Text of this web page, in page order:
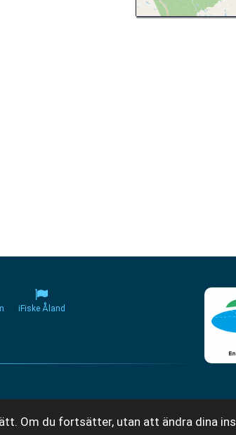
Om du fortsätter, utan att ändra dina
iFiske Åland